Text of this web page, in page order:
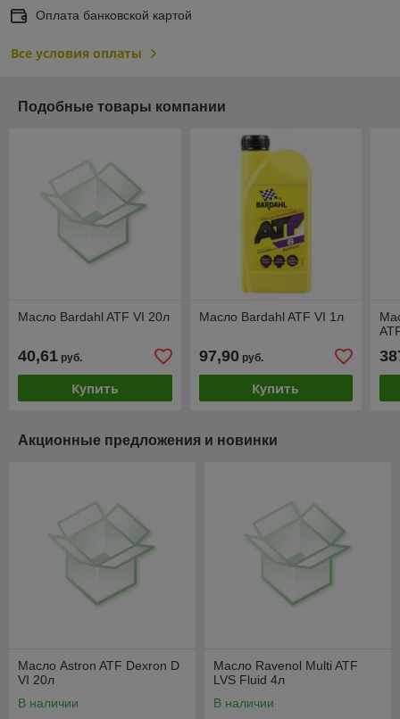
Оплата банковской картой
Все условия оплаты
Подобные товары компании
Масло Bardahl ATF VI 20л
40,61 руб.
Купить
Масло Bardahl ATF VI 1л
97,90руб.
Купить
Акционные предложения и новинки
Масло Astron ATF Dexron D
VI 20л
В наличии
Масло Ravenol Multi ATF
LVS Fluid 4л
В наличии